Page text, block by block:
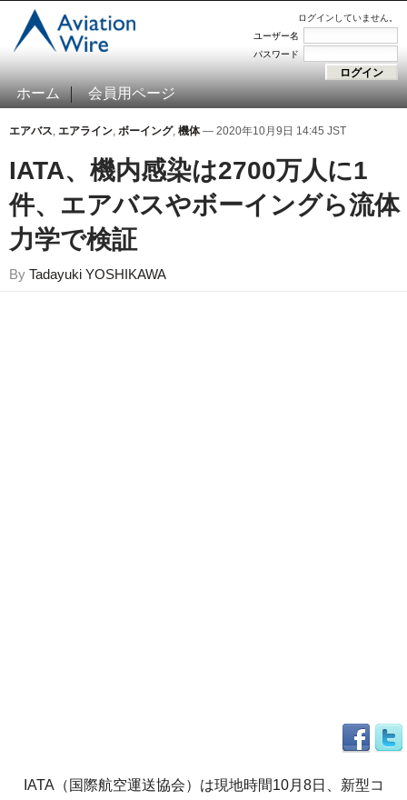
ログインしていません。
ユーザー名
パスワード
ホーム 会員用ページ
エアバス, エアライン, ボーイング, 機体— 2020年10月9日 14:45 JST
IATA、機内感染は2700万人に1
件、エアバスやボーイングら流体
力学で検証
By Tadayuki YOSHIKAWA
IATA（国際航空運送協会）は現地時間10月8日、新型コ